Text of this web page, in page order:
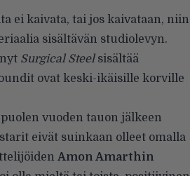
ei kaivata, tai jos kaivataan, niin
sisältävän studiolevyn.
Surgical Steelsisältää
ovat keski-ikäisille korville
vuoden tauon jälkeen
eivät suinkaan olleet omalla
Amon Amarthin